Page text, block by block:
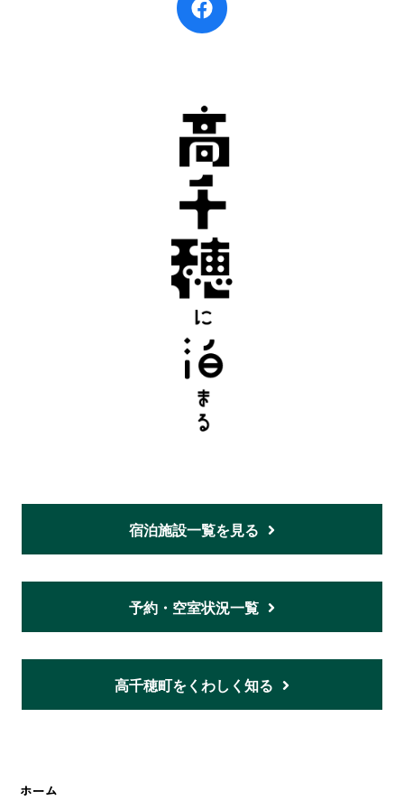
宿泊施設一覧を見る
予約・空室状況一覧
高千穂町をくわしく知る
ホーム